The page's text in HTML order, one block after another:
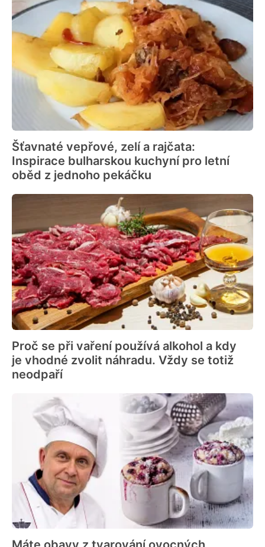
Šťavnaté vepřové, zelí a rajčata:
Inspirace bulharskou kuchyní pro letní
oběd z jednoho pekáčku
Proč se při vaření používá alkohol a kdy
je vhodné zvolit náhradu. Vždy se totiž
neodpaří